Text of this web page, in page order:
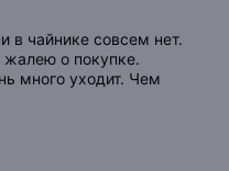
в чайнике совсем нет.
жалею о покупке.
много уходит. Чем